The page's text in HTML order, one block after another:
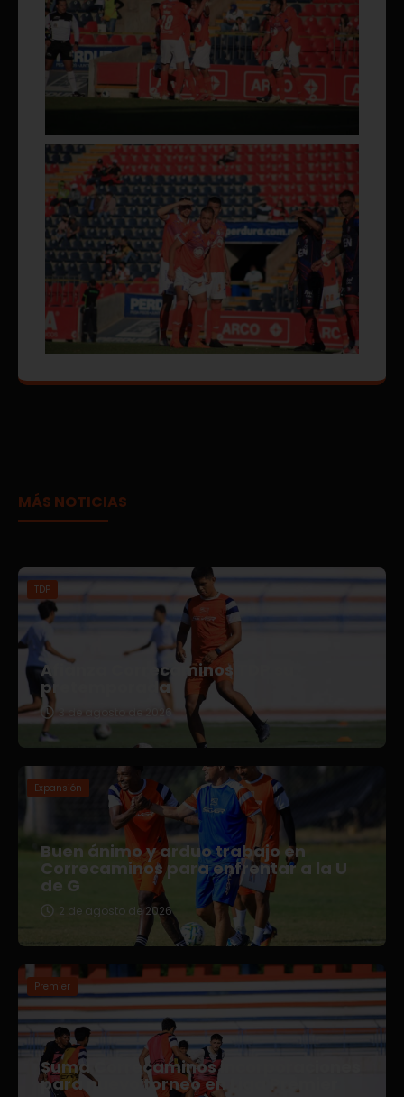
MÁS NOTICIAS
TDP
Afianza Correcaminos TDP su
pretemporada
3 de agosto de 2026
Expansión
Buen ánimo y arduo trabajo en
Correcaminos para enfrentar a la U
de G
2 de agosto de 2026
Premier
Suma Correcaminos incorporaciones
para nuevo torneo en Liga Premier